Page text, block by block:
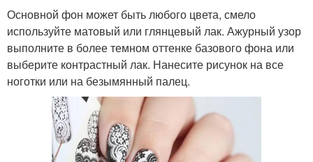
Основной фон может быть любого цвета, смело
используйте матовый или глянцевый лак. Ажурный узор
выполните в более темном оттенке базового фона или
выберите контрастный лак. Нанесите рисунок на все
ноготки или на безымянный палец.